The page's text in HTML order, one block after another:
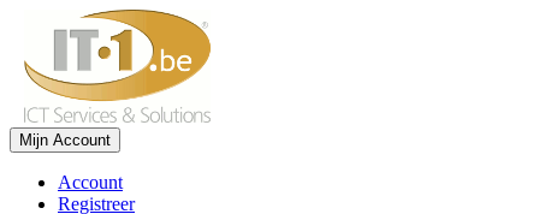
Mijn Account
Account
Registreer